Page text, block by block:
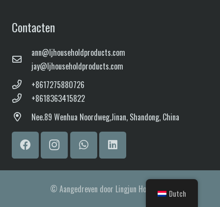
Contacten
ann@ljhouseholdproducts.com
jay@ljhouseholdproducts.com
+8617275880726
+8618363415822
Nee.89 Wenhua Noordweg,Jinan, Shandong, China
© Aangedreven door Lingjun HouseholdDutch